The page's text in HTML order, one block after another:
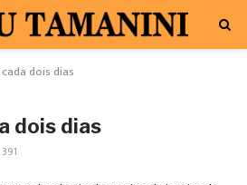
dois dias
dois dias
391